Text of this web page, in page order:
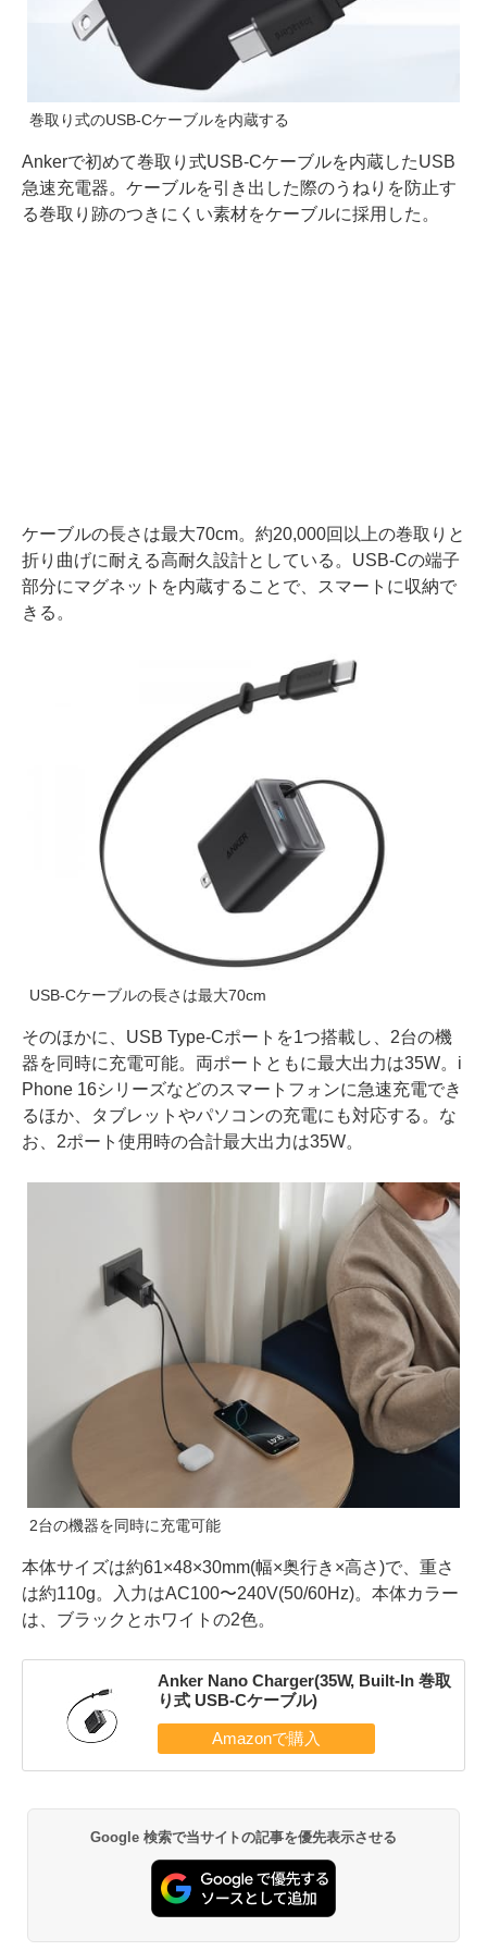
巻取り式のUSB-Cケーブルを内蔵する
Ankerで初めて巻取り式USB-Cケーブルを内蔵したUSB
急速充電器。ケーブルを引き出した際のうねりを防止す
る巻取り跡のつきにくい素材をケーブルに採用した。
ケーブルの長さは最大70cm。約20,000回以上の巻取りと
折り曲げに耐える高耐久設計としている。USB-Cの端子
部分にマグネットを内蔵することで、スマートに収納で
きる。
USB-Cケーブルの長さは最大70cm
そのほかに、USB Type-Cポートを1つ搭載し、2台の機
器を同時に充電可能。両ポートともに最大出力は35W。i
Phone 16シリーズなどのスマートフォンに急速充電でき
るほか、タブレットやパソコンの充電にも対応する。な
お、2ポート使用時の合計最大出力は35W。
2台の機器を同時に充電可能
本体サイズは約61×48×30mm(幅×奥行き×高さ)で、重さ
は約110g。入力はAC100〜240V(50/60Hz)。本体カラー
は、ブラックとホワイトの2色。
Anker Nano Charger(35W, Built-In 巻取
り式 USB-Cケーブル)
Google 検索で当サイトの記事を優先表示させる